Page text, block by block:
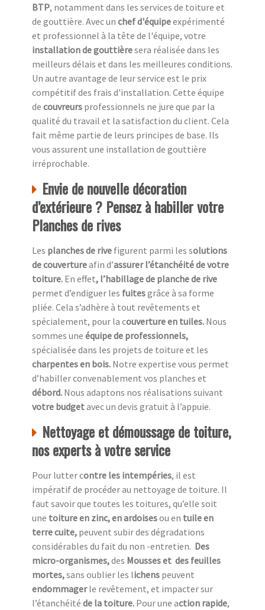
BTP, notamment dans les services de toiture et
de gouttière. Avec un chef d'équipeexpérimenté
et professionnel à la tête de l'équipe, votre
installation de gouttièresera réalisée dans les
meilleurs délais et dans les meilleures conditions.
Un autre avantage de leur service est le prix
compétitif des frais d'installation. Cette équipe
de couvreurs professionnels ne jure que par la
qualité du travail et la satisfaction du client. Cela
fait même partie de leurs principes de base. Ils
vous assurent une installation de gouttière
irréprochable.
Envie de nouvelle décoration
d’extérieure ? Pensez à habiller votre
Planches de rives
Les planches de rive figurent parmi les solutions
de couvertureafin d’assurer l’étanchéité de votre
toiture. En effet, l’habillage de planche de rive
permet d’endiguer les fuitesgrâce à sa forme
pliée. Cela s’adhère à tout revêtements et
spécialement, pour la couverture en tuiles. Nous
sommes une équipe de professionnels,
spécialisée dans les projets de toiture et les
charpentes en bois. Notre expertise vous permet
d’habiller convenablement vos planches et
débord. Nous adaptons nos réalisations suivant
votre budgetavec un devis gratuit à l’appuie.
Nettoyage et démoussage de toiture,
nos experts à votre service
Pour lutter contre les intempéries, il est
impératif de procéder au nettoyage de toiture. Il
faut savoir que toutes les toitures, qu’elle soit
une toiture en zinc, en ardoisesou en tuile en
terre cuite, peuvent subir des dégradations
considérables du fait du non -entretien. Des
micro-organismes,des Mousses et des feuilles
mortes,sans oublier les lichens peuvent
endommagerle revêtement, et impacter sur
l’étanchéité de la toiture. Pour une action rapide,